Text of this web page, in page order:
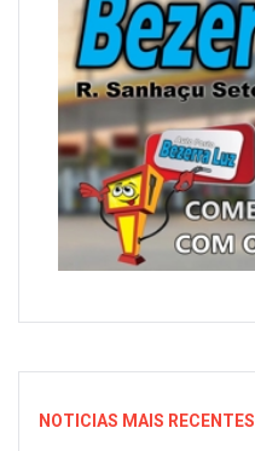
NOTICIAS MAIS RECENTES